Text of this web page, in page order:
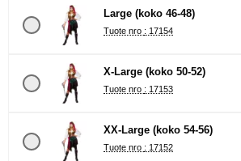
Large (koko 46-48)
Tuote nro : 17154
X-Large (koko 50-52)
Tuote nro : 17153
XX-Large (koko 54-56)
Tuote nro : 17152